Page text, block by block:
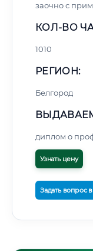
заочно с
КОЛ-ВО
1010
РЕГИОН:
Белгород
диплом о
Узнать цену
Задать вопрос